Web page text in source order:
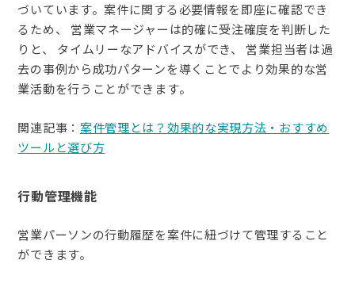
づいています。案件に関する必要情報を即座に確認でき
るため、 営業マネージャーは的確に受注確度を判断した
りと、 タイムリーなアドバイスができ、 営業担当者は過
去の事例から成功パターンを導くことでより効果的な営
業活動を行うことができます。
関連記事： 案件管理とは？効果的な実現方法・おすすめ
ツールと選び方
行動管理機能
営業パーソンの行動履歴を案件に紐づけて管理すること
ができます。